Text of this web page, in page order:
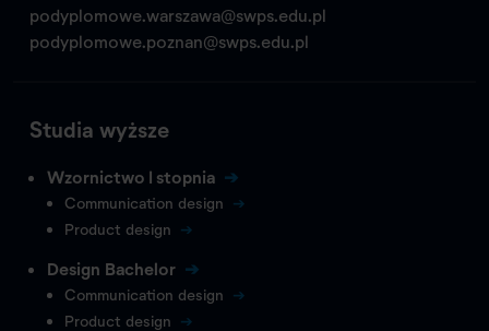
podyplomowe.warszawa@swps.edu.pl
podyplomowe.poznan@swps.edu.pl
Studia wyższe
Wzornictwo I stopnia
Communication design
Product design
Design Bachelor
Communication design
Product design